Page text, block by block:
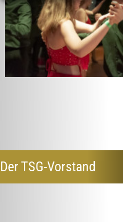
Der TSG-Vorstand